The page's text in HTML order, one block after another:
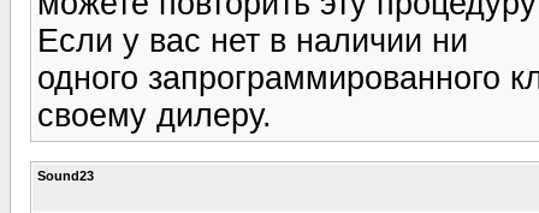
Если у вас нет в наличии ни
одного запрограммированного
своему дилеру.
Sound23